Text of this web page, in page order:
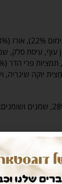
שומן עוף, עיסת